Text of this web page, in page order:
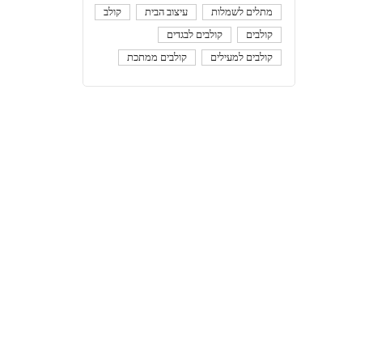
מתלים לשמלות
עיצוב הבית
קולב
קולבים
קולבים לבגדים
קולבים למעילים
קולבים ממתכת